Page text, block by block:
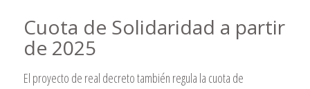
Cuota de Solidaridad a partir
de 2025
El proyecto de real decreto también regula la cuota de